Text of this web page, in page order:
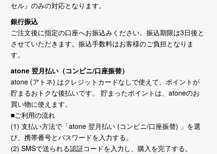
セル』のみの対応となります。
銀行振込
ご注文後に指定の口座へお振込みください。振込期限は3日後と
させていただきます。振込手数料はお客様のご負担となりま
す。
atone 翌月払い（コンビニ/口座振替）
atone (アトネ) はクレジットカードなしで使えて、ポイントが
貯まるおトクな後払いです。 貯まったポイントは、atoneのお
買い物に使えます。
■ご利用の流れ
(1) 支払い方法で「atone 翌月払い (コンビニ/口座振替) 」を選
び、携帯番号とパスワードを入力する。
(2) SMSで送られる認証コードを入力し、購入を完了する。